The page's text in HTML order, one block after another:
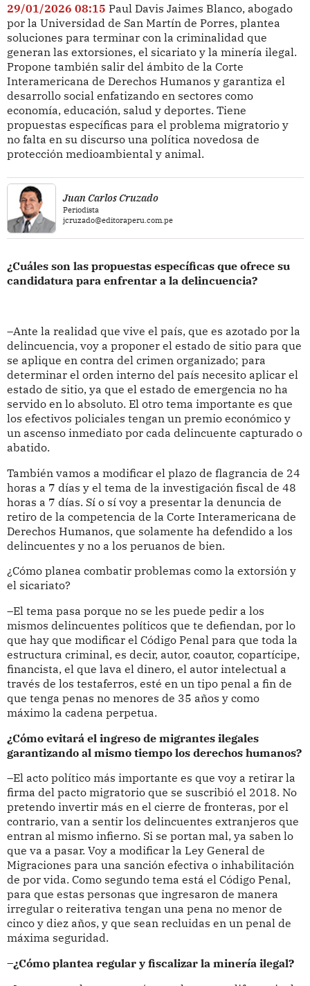
29/01/2026 08:15 Paul Davis Jaimes Blanco, abogado
por la Universidad de San Martín de Porres, plantea
soluciones para terminar con la criminalidad que
generan las extorsiones, el sicariato y la minería ilegal.
Propone también salir del ámbito de la Corte
Interamericana de Derechos Humanos y garantiza el
desarrollo social enfatizando en sectores como
economía, educación, salud y deportes. Tiene
propuestas específicas para el problema migratorio y
no falta en su discurso una política novedosa de
protección medioambiental y animal.
Juan Carlos Cruzado
Periodista
jcruzado@editoraperu.com.pe
¿Cuáles son las propuestas específicas que ofrece su
candidatura para enfrentar a la delincuencia?
–Ante la realidad que vive el país, que es azotado por la
delincuencia, voy a proponer el estado de sitio para que
se aplique en contra del crimen organizado; para
determinar el orden interno del país necesito aplicar el
estado de sitio, ya que el estado de emergencia no ha
servido en lo absoluto. El otro tema importante es que
los efectivos policiales tengan un premio económico y
un ascenso inmediato por cada delincuente capturado o
abatido.
También vamos a modificar el plazo de flagrancia de 24
horas a 7 días y el tema de la investigación fiscal de 48
horas a 7 días. Sí o sí voy a presentar la denuncia de
retiro de la competencia de la Corte Interamericana de
Derechos Humanos, que solamente ha defendido a los
delincuentes y no a los peruanos de bien.
¿Cómo planea combatir problemas como la extorsión y
el sicariato?
–El tema pasa porque no se les puede pedir a los
mismos delincuentes políticos que te defiendan, por lo
que hay que modificar el Código Penal para que toda la
estructura criminal, es decir, autor, coautor, copartícipe,
financista, el que lava el dinero, el autor intelectual a
través de los testaferros, esté en un tipo penal a fin de
que tenga penas no menores de 35 años y como
máximo la cadena perpetua.
¿Cómo evitará el ingreso de migrantes ilegales
garantizando al mismo tiempo los derechos humanos?
–El acto político más importante es que voy a retirar la
firma del pacto migratorio que se suscribió el 2018. No
pretendo invertir más en el cierre de fronteras, por el
contrario, van a sentir los delincuentes extranjeros que
entran al mismo infierno. Si se portan mal, ya saben lo
que va a pasar. Voy a modificar la Ley General de
Migraciones para una sanción efectiva o inhabilitación
de por vida. Como segundo tema está el Código Penal,
para que estas personas que ingresaron de manera
irregular o reiterativa tengan una pena no menor de
cinco y diez años, y que sean recluidas en un penal de
máxima seguridad.
–¿Cómo plantea regular y fiscalizar la minería ilegal?